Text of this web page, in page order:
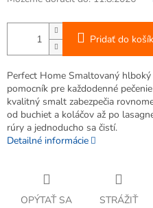
Pridať do
Perfect Home Smaltovaný
pomocník pre každodenné
kvalitný smalt zabezpečia
od buchiet a koláčov až po
rúry a jednoducho sa čistí.
Detailné informácie
OPÝTAŤ SA STRÁŽIŤ